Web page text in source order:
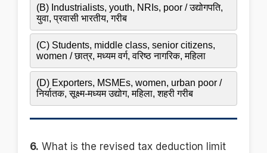
(B) Industrialists, youth, NRIs, poor / उद्योगपति,
युवा, प्रवासी भारतीय, गरीब
(C) Students, middle class, senior citizens,
women / छात्र, मध्यम वर्ग, वरिष्ठ नागरिक, महिला
(D) Exporters, MSMEs, women, urban poor /
निर्यातक, सूक्ष्म-मध्यम उद्योग, महिला, शहरी गरीब
6. What is the revised tax deduction limit